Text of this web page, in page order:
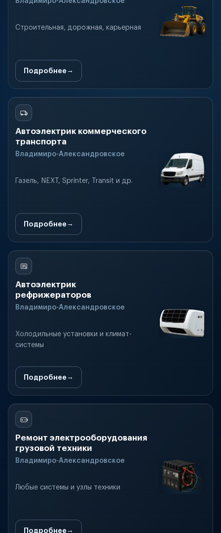
Строительная, дорожная, карьерная
Подробнее
Автоэлектрик коммерческого
транспорта
Владимиро-Александровское
Газель, NEXT, Sprinter, Transit и др.
Подробнее
Автоэлектрик
рефрижераторов
Владимиро-Александровское
Холодильные установки и климат-
системы
Подробнее
Ремонт электрооборудования
грузовой техники
Владимиро-Александровское
Любые системы и узлы техники
Подробнее